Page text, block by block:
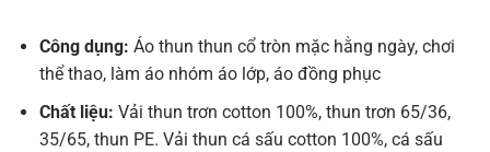
Công dụng: Áo thun thun cổ tròn mặc hằng ngày, chơi
thể thao, làm áo nhóm áo lớp, áo đồng phục
Chất liệu: Vải thun trơn cotton 100%, thun trơn 65/36,
35/65, thun PE. Vải thun cá sấu cotton 100%, cá sấu